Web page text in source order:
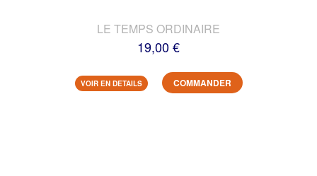
LE TEMPS ORDINAIRE
19,00 €
VOIR EN DETAILS COMMANDER